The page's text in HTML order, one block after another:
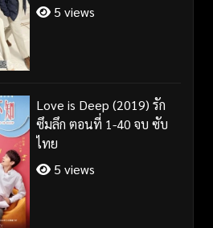
5 views
Love is Deep (2019) รัก
ซึมลึก ตอนที่ 1-40 จบ ซับ
ไทย
5 views